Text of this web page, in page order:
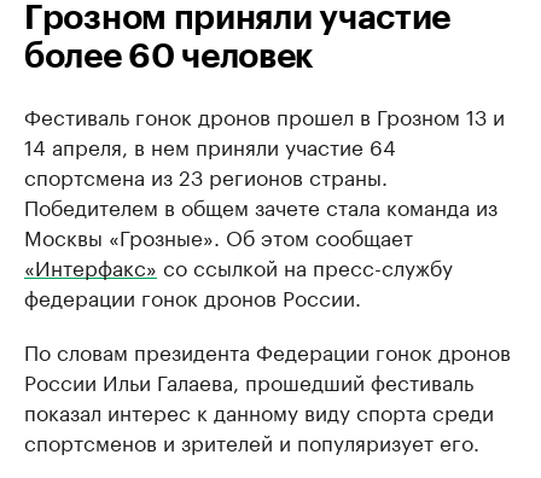
Грозном приняли участие
более 60 человек
Фестиваль гонок дронов прошел в Грозном 13 и
14 апреля, в нем приняли участие 64
спортсмена из 23 регионов страны.
Победителем в общем зачете стала команда из
Москвы «Грозные». Об этом сообщает
«Интерфакс» со ссылкой на пресс-службу
федерации гонок дронов России.
По словам президента Федерации гонок дронов
России Ильи Галаева, прошедший фестиваль
показал интерес к данному виду спорта среди
спортсменов и зрителей и популяризует его.